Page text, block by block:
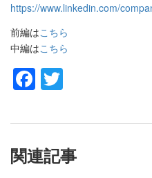
https://www.linkedin.com/
前編はこちら
中編はこちら
Facebook
関連記事